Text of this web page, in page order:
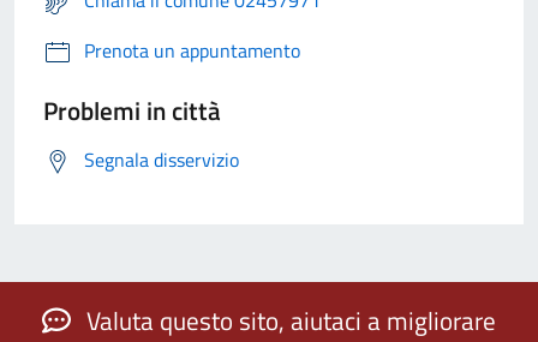
Prenota un appuntamento
Problemi in città
Segnala disservizio
Valuta questo sito, aiutaci a migliorare